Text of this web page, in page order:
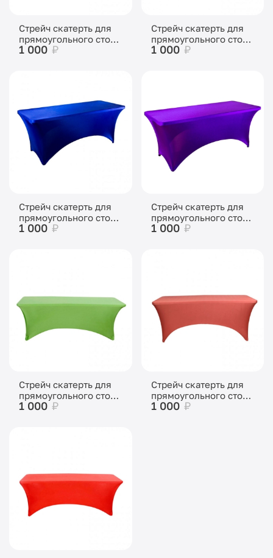
Стрейч скатерть для
прямоугольного стола
белая
1 000 ₽
Стрейч скатерть для
прямоугольного стола
черная
1 000 ₽
Стрейч скатерть для
прямоугольного стола
синяя
1 000₽
Стрейч скатерть для
прямоугольного стола
фиолетовая
1 000₽
Стрейч скатерть для
прямоугольного стола
зеленая
1 000 ₽
Стрейч скатерть для
прямоугольного стола
бордовая
1 000 ₽